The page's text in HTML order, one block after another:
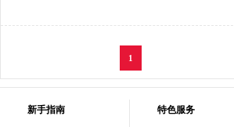
1
新手指南 特色服务